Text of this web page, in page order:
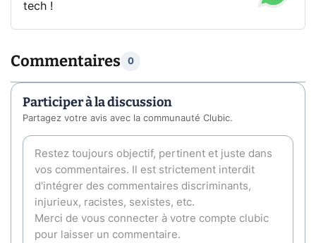
tech !
Commentaires 0
Participer à la discussion
Partagez votre avis avec la communauté Clubic.